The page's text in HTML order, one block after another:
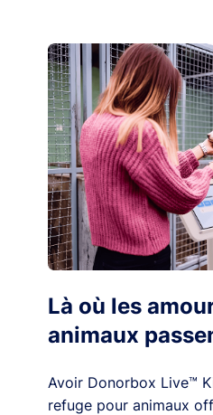
Là où les
animaux
Avoir Donorbox Live™
refuge pour animaux